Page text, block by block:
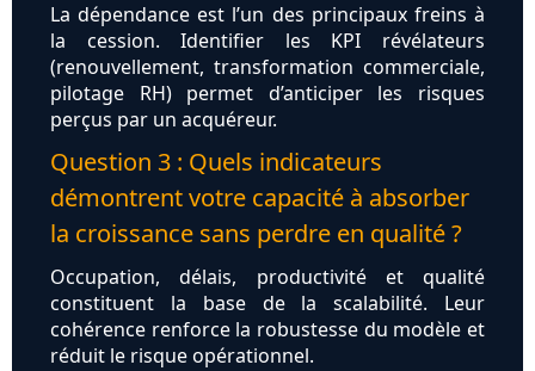
La dépendance est l’un des principaux freins à
la cession. Identifier les KPI révélateurs
(renouvellement, transformation commerciale,
pilotage RH) permet d’anticiper les risques
perçus par un acquéreur.
Question 3 : Quels indicateurs
démontrent votre capacité à absorber
la croissance sans perdre en qualité ?
Occupation, délais, productivité et qualité
constituent la base de la scalabilité. Leur
cohérence renforce la robustesse du modèle et
réduit le risque opérationnel.